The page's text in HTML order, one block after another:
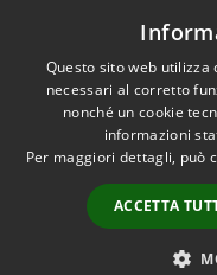
Dichiarazione di
Accessibilità
Questo sito web
necessari al corretto
nonché un cookie
informazioni
Per maggiori dettagli, può
ACCETTA